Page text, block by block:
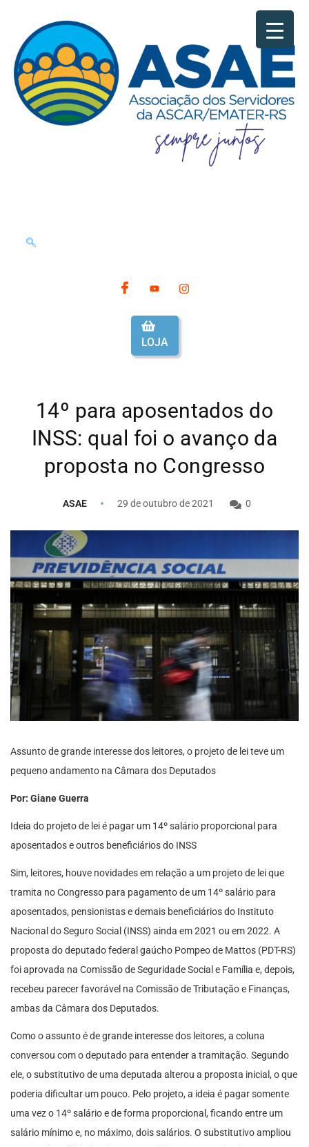
LOJA
14º para aposentados do
INSS: qual foi o avanço da
proposta no Congresso
ASAE 29 de outubro de 2021 0
Assunto de grande interesse dos leitores, o projeto de lei teve um
pequeno andamento na Câmara dos Deputados
Por: Giane Guerra
Ideia do projeto de lei é pagar um 14º salário proporcional para
aposentados e outros beneficiários do INSS
Sim, leitores, houve novidades em relação a um projeto de lei que
tramita no Congresso para pagamento de um 14º salário para
aposentados, pensionistas e demais beneficiários do Instituto
Nacional do Seguro Social (INSS) ainda em 2021 ou em 2022. A
proposta do deputado federal gaúcho Pompeo de Mattos (PDT-RS)
foi aprovada na Comissão de Seguridade Social e Família e, depois,
recebeu parecer favorável na Comissão de Tributação e Finanças,
ambas da Câmara dos Deputados.
Como o assunto é de grande interesse dos leitores, a coluna
conversou com o deputado para entender a tramitação. Segundo
ele, o substitutivo de uma deputada alterou a proposta inicial, o que
poderia dificultar um pouco. Pelo projeto, a ideia é pagar somente
uma vez o 14º salário e de forma proporcional, ficando entre um
salário mínimo e, no máximo, dois salários. O substitutivo ampliou